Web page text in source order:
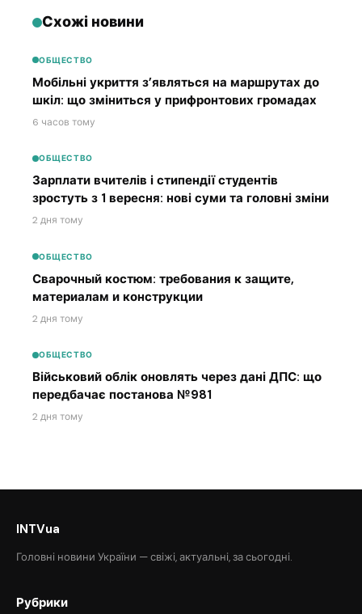
Схожі новини
ОБЩЕСТВО
Мобільні укриття з’являться на маршрутах до
шкіл: що зміниться у прифронтових громадах
6 часов тому
ОБЩЕСТВО
Зарплати вчителів і стипендії студентів
зростуть з 1 вересня: нові суми та головні зміни
2 дня тому
ОБЩЕСТВО
Сварочный костюм: требования к защите,
материалам и конструкции
2 дня тому
ОБЩЕСТВО
Військовий облік оновлять через дані ДПС: що
передбачає постанова №981
2 дня тому
INTVua
Головні новини України — свіжі, актуальні, за сьогодні.
Рубрики